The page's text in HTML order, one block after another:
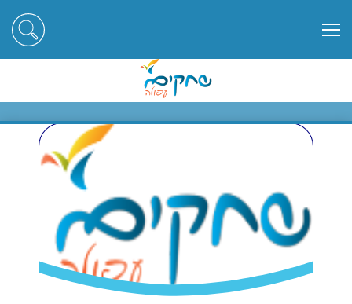
סלטה-התעמלות קרקע - רובע גן יום
ה' 17:15